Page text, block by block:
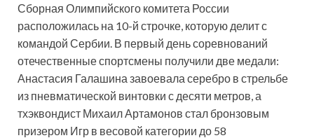
Сборная Олимпийского комитета России
расположилась на 10-й строчке, которую делит с
командой Сербии. В первый день соревнований
отечественные спортсмены получили две медали:
Анастасия Галашина завоевала серебро в стрельбе
из пневматической винтовки с десяти метров, а
тхэквондист Михаил Артамонов стал бронзовым
призером Игр в весовой категории до 58